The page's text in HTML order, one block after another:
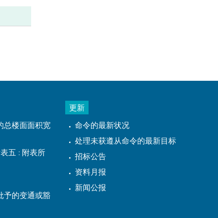
总楼面面积宽
五 : 附表所
予的变通或豁
更新
命令的最新状况
处理未获遵从命令的最新目标
招标公告
资料月报
新闻公报